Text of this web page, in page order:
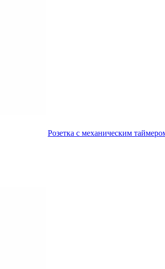
Розетка с механическим